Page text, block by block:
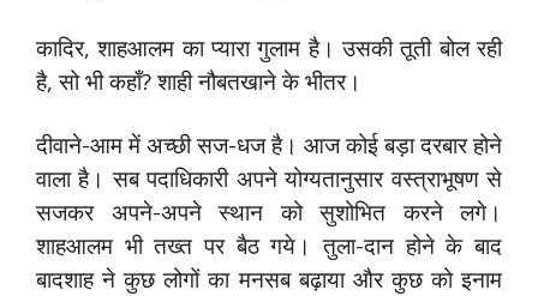
कादिर, शाहआलम का प्यारा गुलाम है। उसकी तूती बोल रही
है, सो भी कहाँ? शाही नौबतखाने के भीतर।
दीवाने-आम में अच्छी सज-धज है। आज कोई बड़ा दरबार होने
वाला है। सब पदाधिकारी अपने योग्यतानुसार वस्त्राभूषण से
सजकर अपने-अपने स्थान को सुशोभित करने लगे।
शाहआलम भी तख्त पर बैठ गये। तुला-दान होने के बाद
बादशाह ने कुछ लोगों का मनसब बढ़ाया और कुछ को इनाम